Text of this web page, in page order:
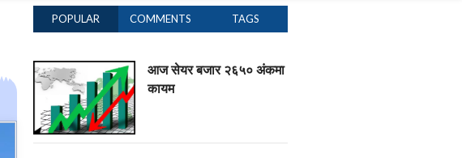
POPULAR COMMENTS TAGS
आज सेयर बजार २६५० अंकमा
कायम